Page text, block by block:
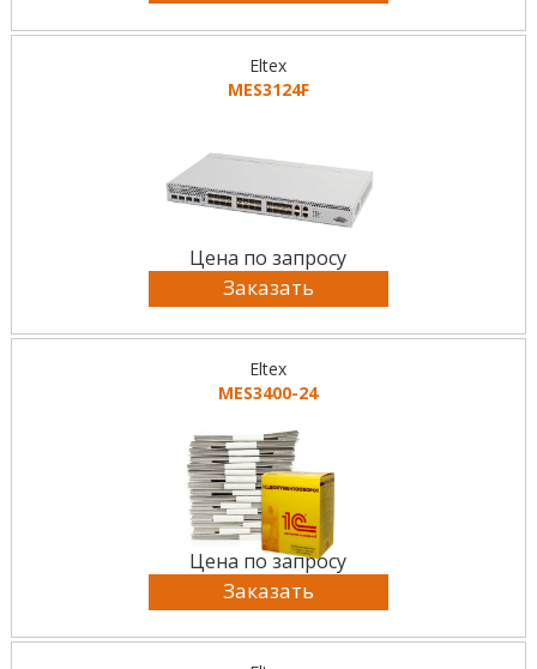
Eltex
MES3124F
Цена по запросу
Заказать
Eltex
MES3400-24
Цена по запросу
Заказать